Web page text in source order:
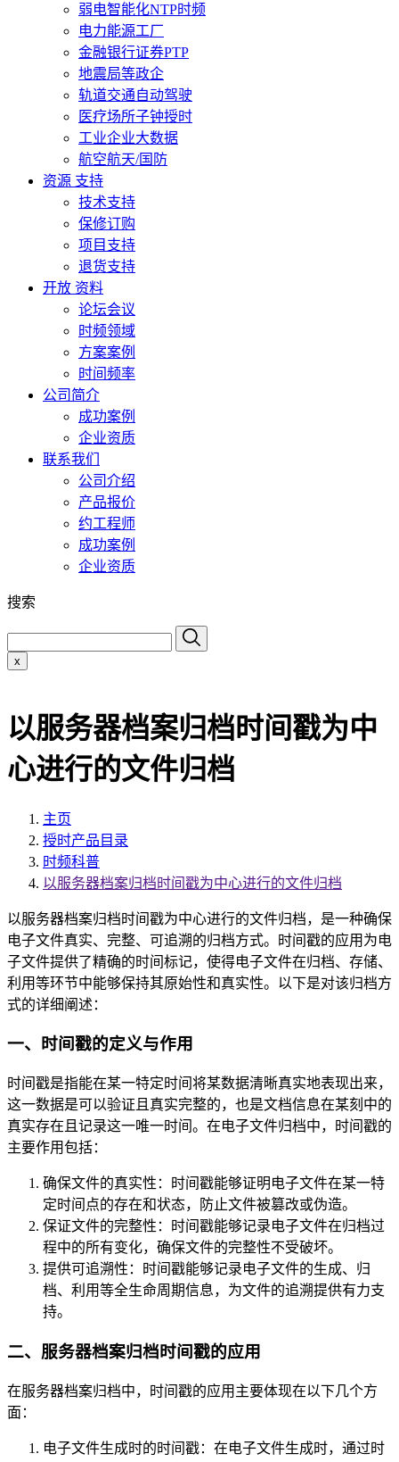
弱电智能化NTP时频
电力能源工厂
金融银行证券PTP
地震局等政企
轨道交通自动驾驶
医疗场所子钟授时
工业企业大数据
航空航天/国防
资源 支持
技术支持
保修订购
项目支持
退货支持
开放 资料
论坛会议
时频领域
方案案例
时间频率
公司简介
成功案例
企业资质
联系我们
公司介绍
产品报价
约工程师
成功案例
企业资质
搜索
x
以服务器档案归档时间戳为中
心进行的文件归档
主页
授时产品目录
时频科普
以服务器档案归档时间戳为中心进行的文件归档
以服务器档案归档时间戳为中心进行的文件归档，是一种确保
电子文件真实、完整、可追溯的归档方式。时间戳的应用为电
子文件提供了精确的时间标记，使得电子文件在归档、存储、
利用等环节中能够保持其原始性和真实性。以下是对该归档方
式的详细阐述：
一、时间戳的定义与作用
时间戳是指能在某一特定时间将某数据清晰真实地表现出来，
这一数据是可以验证且真实完整的，也是文档信息在某刻中的
真实存在且记录这一唯一时间。在电子文件归档中，时间戳的
主要作用包括：
确保文件的真实性：时间戳能够证明电子文件在某一特
定时间点的存在和状态，防止文件被篡改或伪造。
保证文件的完整性：时间戳能够记录电子文件在归档过
程中的所有变化，确保文件的完整性不受破坏。
提供可追溯性：时间戳能够记录电子文件的生成、归
档、利用等全生命周期信息，为文件的追溯提供有力支
持。
二、服务器档案归档时间戳的应用
在服务器档案归档中，时间戳的应用主要体现在以下几个方
面：
电子文件生成时的时间戳：在电子文件生成时，通过时